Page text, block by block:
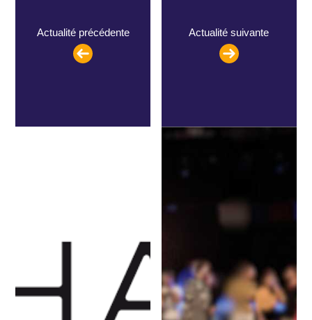
Actualité précédente Actualité suivante